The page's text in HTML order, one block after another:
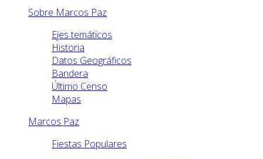
Sobre Marcos Paz
Ejes temáticos
Historia
Datos Geográficos
Bandera
Último Censo
Mapas
Marcos Paz
Fiestas Populares